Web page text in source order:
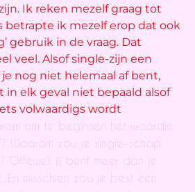
Ik reken mezelf graag tot
betrapte ik mezelf erop dat ook
gebruik in de vraag. Dat
veel. Alsof single-zijn een
je nog niet helemaal af bent,
in elk geval niet bepaald alsof
volwaardigs wordt
om te beginnen het woordje
Waarom zou je single-schap
Oftewel: jij bent meer dan je
En misschien zou je best een